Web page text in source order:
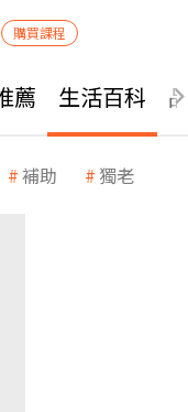
購買課程
薦 生活百科
補助 獨老